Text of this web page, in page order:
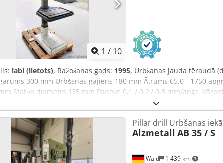
1 / 10
labi (lietots), Ražošanas gads: 1995, Urbšanas jauda tēraudā
300 mm Urbšanas gājiens 180 mm Ātrums 65,0 - 1750
Statņa diametrs 155 mm Padeve 0,1 / 0,2 / 0,3 mm/apgr.
kW Svars 450 kg Izmēri (garums-platums-augstums) 800 x 650 x
- bezpakāpju ātruma regulēšana (klinšu siksna) -
atbrīvošanas mehānismu - motors ar maināmu
pa labi/pa kreisi Dodpfxozl E Uhe Abiokr - urbšanas dziļuma
veida rievām * augstums regulējams ar rokas kloķi - AVĀRIJAS
(PDF)
Wald 1 439 km
Pillar drill Urbšanas
Alzmetall AB 35 / S